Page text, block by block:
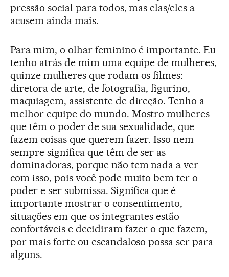
pressão social para todos, mas elas/eles a
acusem ainda mais.
Para mim, o olhar feminino é importante. Eu
tenho atrás de mim uma equipe de mulheres,
quinze mulheres que rodam os filmes:
diretora de arte, de fotografia, figurino,
maquiagem, assistente de direção. Tenho a
melhor equipe do mundo. Mostro mulheres
que têm o poder de sua sexualidade, que
fazem coisas que querem fazer. Isso nem
sempre significa que têm de ser as
dominadoras, porque não tem nada a ver
com isso, pois você pode muito bem ter o
poder e ser submissa. Significa que é
importante mostrar o consentimento,
situações em que os integrantes estão
confortáveis e decidiram fazer o que fazem,
por mais forte ou escandaloso possa ser para
alguns.